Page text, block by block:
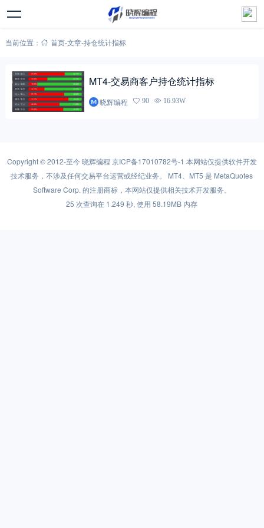
当前位置： 首页-文章-持仓统计指标
MT4-交易商客户持仓统计指标
晓辉编程 90 16.93W
Copyright © 2012-至今晓辉编程 京ICP备17010782号-1 本网站仅提供软件开发
技术服务，不涉及任何交易平台运营或经纪业务。 MT4、MT5 是 MetaQuotes
Software Corp. 的注册商标，本网站仅提供相关技术开发服务。
25 次查询在 1.249 秒, 使用 58.19MB 内存